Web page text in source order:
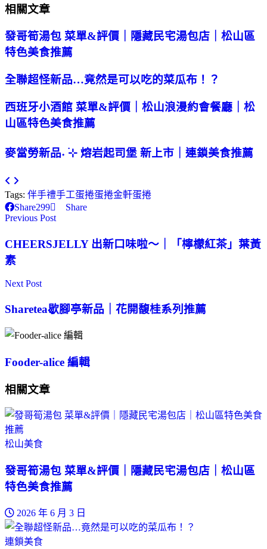
相關文章
發哥筍湯包 菜單&評價｜隱藏民宅湯包店｜松山區
特色美食推薦
全聯超怪新品…竟然是可以吃的菜瓜布！？
西班牙小酒館 菜單&評價｜松山浪漫約會餐廳｜松
山區特色美食推薦
麥當勞新品˖ ࣪⊹ 熔岩起司堡 新上市｜連鎖美食推薦
Tags: 伴手禮手工蛋捲蛋捲金軒蛋捲
Share299
Share
Previous Post
CHEERSJELLY 出新口味啦～｜「檸檬紅茶」葉黃
素
Next Post
Sharetea歇腳亭新品｜花開馥桂系列推薦
Fooder-alice 編輯
相關文章
松山美食
發哥筍湯包 菜單&評價｜隱藏民宅湯包店｜松山區
特色美食推薦
2026 年 6 月 3 日
連鎖美食